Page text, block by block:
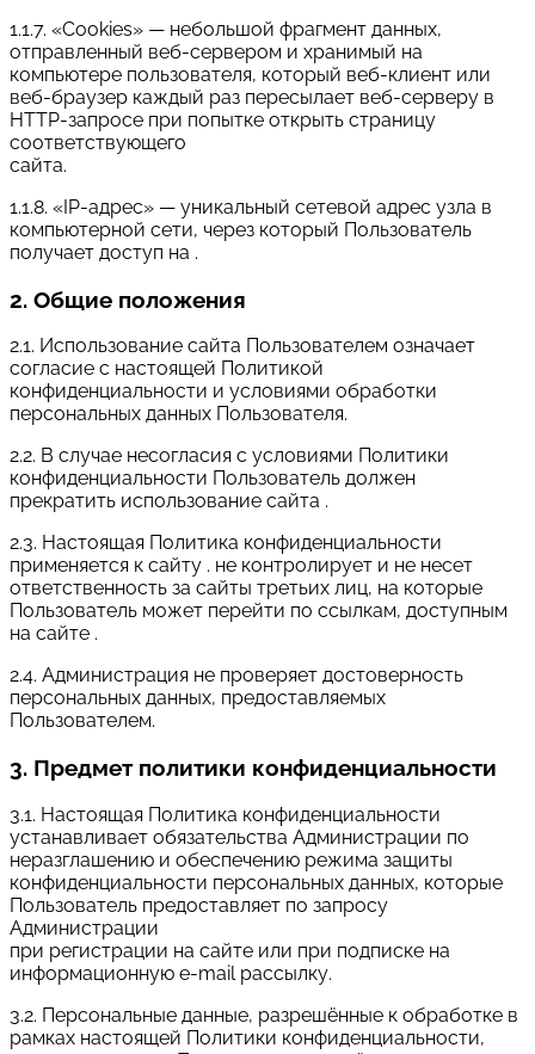
1.1.7. «Cookies» — небольшой фрагмент данных,
отправленный веб-сервером и хранимый на
компьютере пользователя, который веб-клиент или
веб-браузер каждый раз пересылает веб-серверу в
HTTP-запросе при попытке открыть страницу
соответствующего
сайта.
1.1.8. «IP-адрес» — уникальный сетевой адрес узла в
компьютерной сети, через который Пользователь
получает доступ на .
2. Общие положения
2.1. Использование сайта Пользователем означает
согласие с настоящей Политикой
конфиденциальности и условиями обработки
персональных данных Пользователя.
2.2. В случае несогласия с условиями Политики
конфиденциальности Пользователь должен
прекратить использование сайта .
2.3. Настоящая Политика конфиденциальности
применяется к сайту . не контролирует и не несет
ответственность за сайты третьих лиц, на которые
Пользователь может перейти по ссылкам, доступным
на сайте .
2.4. Администрация не проверяет достоверность
персональных данных, предоставляемых
Пользователем.
3. Предмет политики конфиденциальности
3.1. Настоящая Политика конфиденциальности
устанавливает обязательства Администрации по
неразглашению и обеспечению режима защиты
конфиденциальности персональных данных, которые
Пользователь предоставляет по запросу
Администрации
при регистрации на сайте или при подписке на
информационную e-mail рассылку.
3.2. Персональные данные, разрешённые к обработке в
рамках настоящей Политики конфиденциальности,